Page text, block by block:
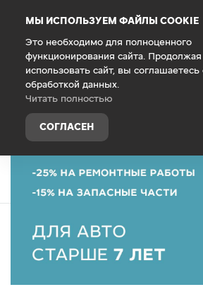
МЫ ИСПОЛЬЗУЕМ ФАЙЛЫ COOKIE
Это необходимо для полноценного
функционирования сайта. Продолжая
использовать сайт, вы
обработкой данных.
Читать полностью
СОГЛАСЕН
Главная Специальные
Чем старше Citroen, тем
обслуживание!